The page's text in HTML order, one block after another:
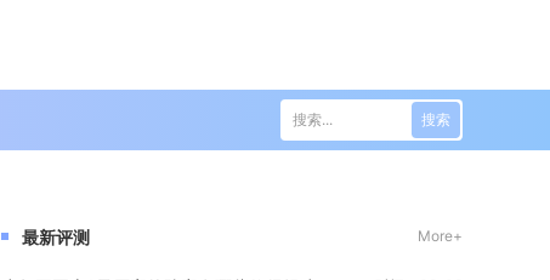
搜索
最新评测 More+